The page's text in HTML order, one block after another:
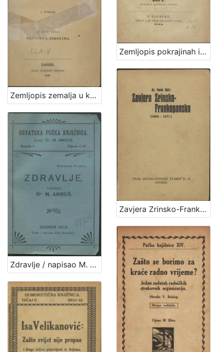
Zemljopis zemalja u kojih obitavaju Hrvati
Zemljopis pokrajinah ilirskih iliti Ogledalo zemlje, na kojoj pribiva narod ilirsko-slavjanski sa opisanjem berdah, potokah, gradovah i znatniih mestah polag sadanjeg stališa, s kratkim dogodopisnim dodatkom i priloženim krajobrazom iliti mapom / od Dragutina Seljana
Zdravlje / napisao M. [Milan] Amruš
Zavjera Zrinsko-Frankopanska : (1664.-1671.) / Ferdo Šišić